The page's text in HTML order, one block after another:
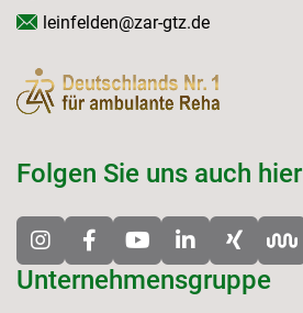
Unternehmensgruppe
leinfelden@zar-gtz.de
Folgen Sie uns auch hier